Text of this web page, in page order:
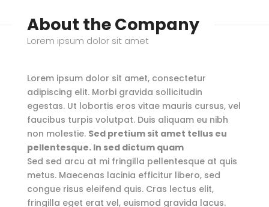
About the Company
Lorem ipsum dolor sit amet
Lorem ipsum dolor sit amet, consectetur
adipiscing elit. Morbi gravida sollicitudin
egestas. Ut lobortis eros vitae mauris cursus, vel
faucibus turpis volutpat. Duis aliquam eu nibh
non molestie. Sed pretium sit amet tellus eu
pellentesque. In sed dictum quam
Sed sed arcu at mi fringilla pellentesque at quis
metus. Maecenas lacinia efficitur libero, sed
congue risus eleifend quis. Cras lectus elit,
fringilla eget erat vel, euismod gravida lacus.